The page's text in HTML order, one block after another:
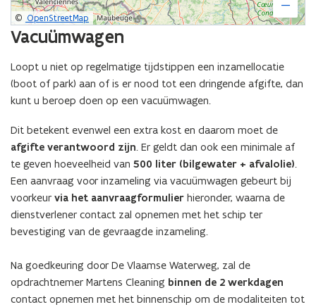
f
A
n
w
e
r
-
B
r
u
g
s
)
f
A
n
w
e
r
-
B
r
u
g
s
)
8
(
N
r
t
h
e
a
P
o
r
G
e
t
)
8
(
N
r
t
h
e
a
P
o
r
G
e
t
)
© OpenStreetMap
Vacuümwagen
Loopt u niet op regelmatige tijdstippen een inzamellocatie
(boot of park) aan of is er nood tot een dringende afgifte, dan
kunt u beroep doen op een vacuümwagen.
Dit betekent evenwel een extra kost en daarom moet de
afgifte verantwoord zijn. Er geldt dan ook een minimale af
te geven hoeveelheid van 500 liter (bilgewater + afvalolie).
Een aanvraag voor inzameling via vacuümwagen gebeurt bij
voorkeur via het aanvraagformulier hieronder, waarna de
dienstverlener contact zal opnemen met het schip ter
bevestiging van de gevraagde inzameling.
Na goedkeuring door De Vlaamse Waterweg, zal de
opdrachtnemer Martens Cleaning binnen de 2 werkdagen
contact opnemen met het binnenschip om de modaliteiten tot